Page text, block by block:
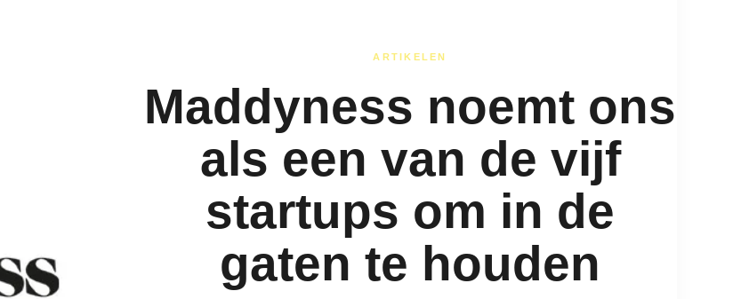
ARTIKELEN
Maddyness noemt ons
als een van de vijf
startups om in de
gaten te houden